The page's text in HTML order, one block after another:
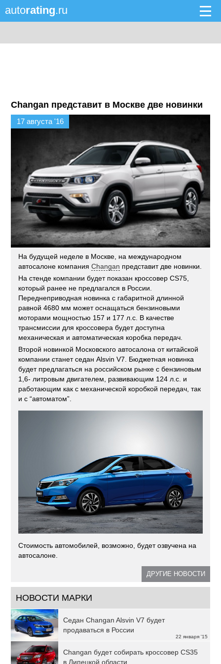
autorating.ru
Changan представит в Москве две новинки
17 августа '16
На будущей неделе в Москве, на международном
автосалоне компанияChangan представит две новинки.
На стенде компании будет показан кроссовер CS75,
который ранее не предлагался в России.
Переднеприводная новинка с габаритной длинной
равной 4680 мм может оснащаться бензиновыми
моторами мощностью 157 и 177 л.с. В качестве
трансмиссии для кроссовера будет доступна
механическая и автоматическая коробка передач.
Второй новинкой Московского автосалона от китайской
компании станет седан Alsvin V7. Бюджетная новинка
будет предлагаться на российском рынке с бензиновым
1,6- литровым двигателем, развивающим 124 л.с. и
работающим как с механической коробкой передач, так
и с “автоматом”.
Стоимость автомобилей, возможно, будет озвучена на
автосалоне.
ДРУГИЕ НОВОСТИ
НОВОСТИ МАРКИ
22 января '15
Седан Changan Alsvin V7 будет
продаваться в России
Changan будет собирать кроссовер CS35
в Липецкой области